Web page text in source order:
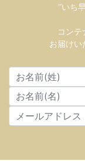
”いち
コンテ
お届けい